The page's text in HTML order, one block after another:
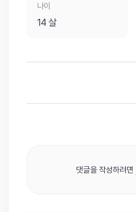
나이
14 살
댓글을 작성하려면